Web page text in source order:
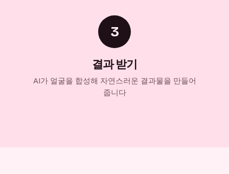
3
결과 받기
AI가 얼굴을 합성해 자연스러운 결과물을 만들어
줍니다